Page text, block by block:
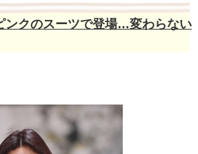
ンクのスーツで登場…変わらない